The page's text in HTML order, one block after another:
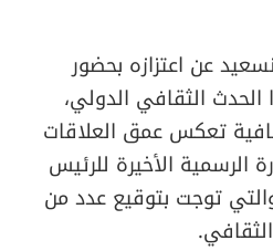
عن اعتزازه بحضور
الثقافي الدولي،
تعكس عمق العلاقات
الرسمية الأخيرة للرئيس
توجت بتوقيع عدد من